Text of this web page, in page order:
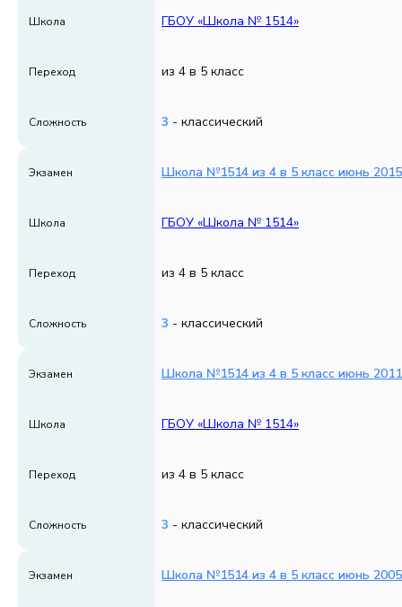
Школа ГБОУ «Школа № 1514»
Переход из 4 в 5 класс
Сложность 3 - классический
Экзамен Школа №1514 из 4 в 5 класс июнь
Школа ГБОУ «Школа № 1514»
Переход из 4 в 5 класс
Сложность 3 - классический
Экзамен Школа №1514 из 4 в 5 класс июнь
Школа ГБОУ «Школа № 1514»
Переход из 4 в 5 класс
Сложность 3 - классический
Экзамен Школа №1514 из 4 в 5 класс июнь